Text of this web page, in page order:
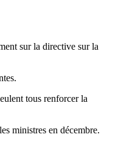
sur la directive sur la
tous renforcer la
ministres en décembre.